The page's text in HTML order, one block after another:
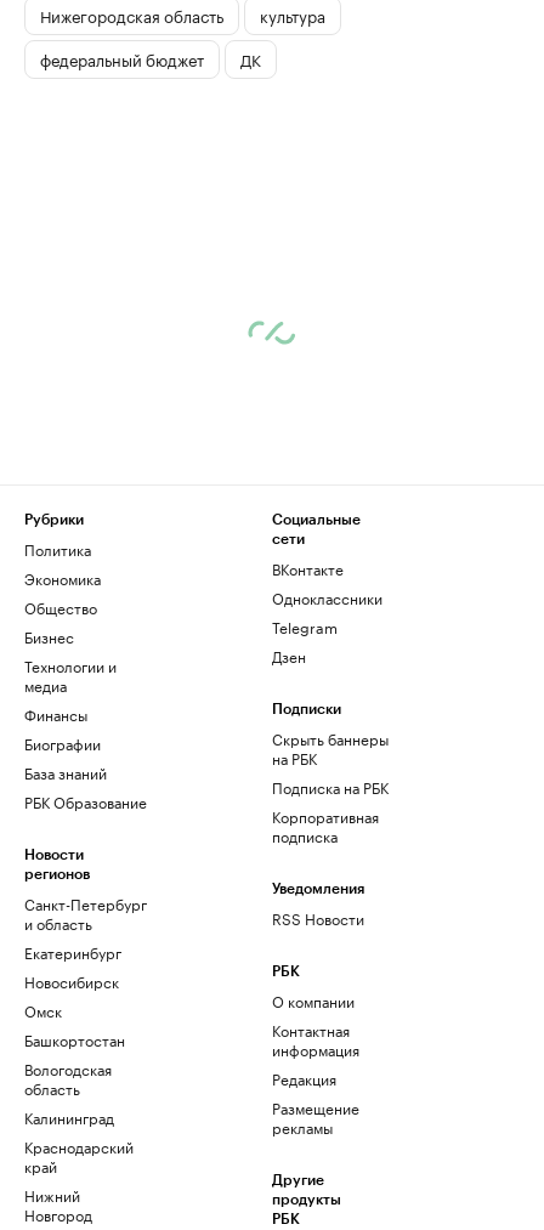
Нижегородская область
культура
федеральный бюджет
ДК
Рубрики
Политика
Экономика
Общество
Бизнес
Технологии и
медиа
Финансы
Биографии
База знаний
РБК Образование
Новости
регионов
Санкт-Петербург
и область
Екатеринбург
Новосибирск
Омск
Башкортостан
Вологодская
область
Калининград
Краснодарский
край
Нижний
Новгород
Социальные
сети
ВКонтакте
Одноклассники
Telegram
Дзен
Подписки
Скрыть баннеры
на РБК
Подписка на РБК
Корпоративная
подписка
Уведомления
RSS Новости
РБК
О компании
Контактная
информация
Редакция
Размещение
рекламы
Другие
продукты
РБК